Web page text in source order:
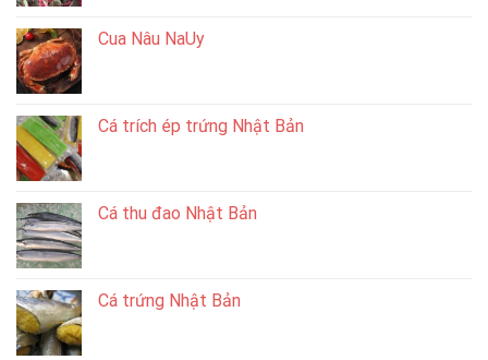
Cua Nâu NaUy
Cá trích ép trứng Nhật Bản
Cá thu đao Nhật Bản
Cá trứng Nhật Bản